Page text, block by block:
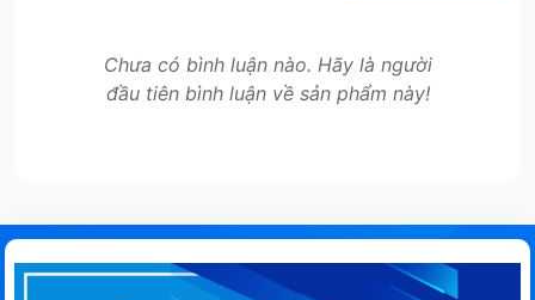
Chưa có bình luận nào. Hãy là người
đầu tiên bình luận về sản phẩm này!